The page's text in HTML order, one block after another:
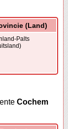
(Land)
Palts
Cochem